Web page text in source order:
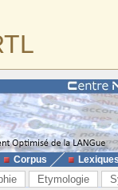
Corpus
Etymologie